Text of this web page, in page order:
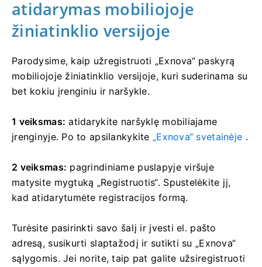
atidarymas mobiliojoje
žiniatinklio versijoje
Parodysime, kaip užregistruoti „Exnova“ paskyrą
mobiliojoje žiniatinklio versijoje, kuri suderinama su
bet kokiu įrenginiu ir naršykle.
1 veiksmas: atidarykite naršyklę mobiliajame
įrenginyje. Po to apsilankykite „Exnova“ svetainėje .
2 veiksmas: pagrindiniame puslapyje viršuje
matysite mygtuką „Registruotis“. Spustelėkite jį,
kad atidarytumėte registracijos formą.
Turėsite pasirinkti savo šalį ir įvesti el. pašto
adresą, susikurti slaptažodį ir sutikti su „Exnova“
sąlygomis. Jei norite, taip pat galite užsiregistruoti